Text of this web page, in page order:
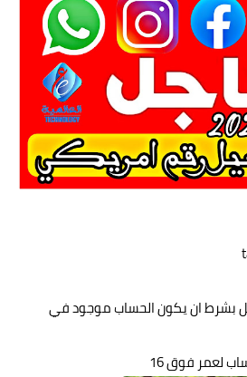
بشرط ان يكون الحساب موجود في
لعمر فوق 16